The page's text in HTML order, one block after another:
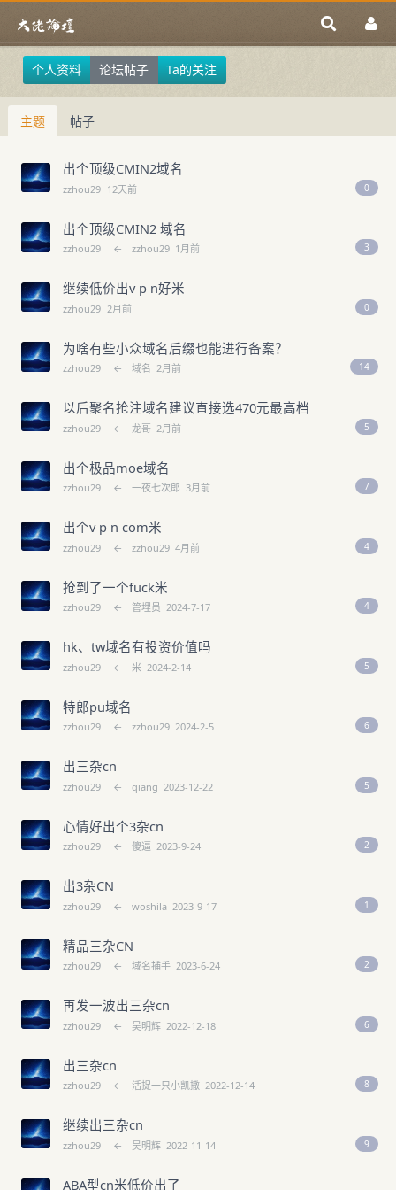
个人资料 论坛帖子 Ta的关注
主题 帖子
出个顶级CMIN2域名
zzhou29 12天前 0
出个顶级CMIN2 域名
zzhou29 ← zzhou29 1月前 3
继续低价出v p n好米
zzhou29 2月前 0
为啥有些小众域名后缀也能进行备案？
zzhou29 ← 域名 2月前 14
以后聚名抢注域名建议直接选470元最高档
zzhou29 ← 龙哥 2月前 5
出个极品moe域名
zzhou29 ← 一夜七次郎 3月前 7
出个v p n com米
zzhou29 ← zzhou29 4月前 4
抢到了一个fuck米
zzhou29 ← 管埋员 2024-7-17 4
hk、tw域名有投资价值吗
zzhou29 ← 米 2024-2-14 5
特郎pu域名
zzhou29 ← zzhou29 2024-2-5 6
出三杂cn
zzhou29 ← qiang 2023-12-22 5
心情好出个3杂cn
zzhou29 ← 傻逼 2023-9-24 2
出3杂CN
zzhou29 ← woshila 2023-9-17 1
精品三杂CN
zzhou29 ← 域名捕手 2023-6-24 2
再发一波出三杂cn
zzhou29 ← 吴明辉 2022-12-18 6
出三杂cn
zzhou29 ← 活捉一只小凯撒 2022-12-14 8
继续出三杂cn
zzhou29 ← 吴明辉 2022-11-14 9
ABA型cn米低价出了